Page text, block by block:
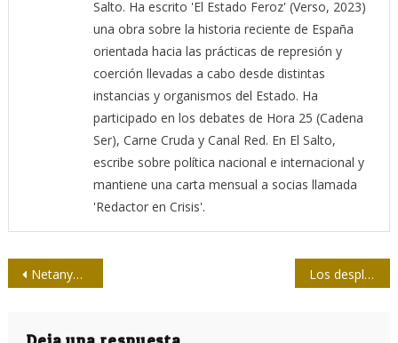
Salto. Ha escrito 'El Estado Feroz' (Verso, 2023)
una obra sobre la historia reciente de España
orientada hacia las prácticas de represión y
coerción llevadas a cabo desde distintas
instancias y organismos del Estado. Ha
participado en los debates de Hora 25 (Cadena
Ser), Carne Cruda y Canal Red. En El Salto,
escribe sobre política nacional e internacional y
mantiene una carta mensual a socias llamada
'Redactor en Crisis'.
Navegación
Netanyahu: genocida empoderado Los desplazamientos, otra forma de matar en Gaza